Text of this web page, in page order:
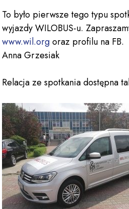
To było pierwsze tego typu
wyjazdy WILOBUS-u.
www.wil.orgoraz profilu na FB.
Anna Grzesiak
Relacja ze spotkania dostępna